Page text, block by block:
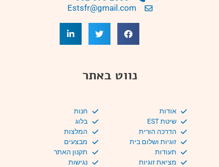
Estsfr@gmail.com
נווט באתר
אודות
שיטת EST
הדרכה הורית
זוגיות ושלום בית
תעודות
מציאת זוגיות
חנות
בלוג
המלצות
מבצעים
תקנון האתר
נגישות